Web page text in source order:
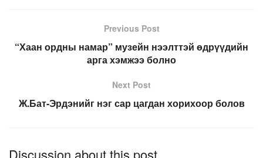
Previous Post
“Хаан ордны намар” музейн нээлттэй өдрүүдийн
арга хэмжээ болно
Next Post
Ж.Бат-Эрдэнийг нэг сар цагдан хорихоор болов
Discussion about this post